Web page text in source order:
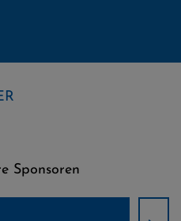
Sponsoren